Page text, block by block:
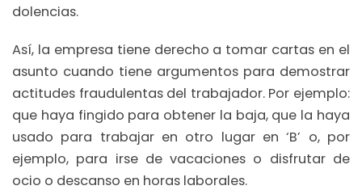
dolencias.
Así, la empresa tiene derecho a tomar cartas en el
asunto cuando tiene argumentos para demostrar
actitudes fraudulentas del trabajador. Por ejemplo:
que haya fingido para obtener la baja, que la haya
usado para trabajar en otro lugar en ‘B’ o, por
ejemplo, para irse de vacaciones o disfrutar de
ocio o descanso en horas laborales.